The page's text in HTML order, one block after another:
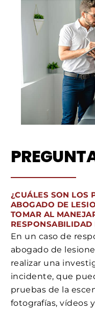
¿CUÁLES SON LOS
ABOGADO DE
TOMAR AL
En un caso de
abogado de
realizar una
incidente, que
pruebas de la
fotografías, vídeos